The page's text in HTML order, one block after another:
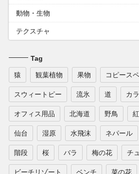
動物・生物
テクスチャ
Tag
猿 観葉植物 果物 コピース
スウィートピー 流氷 道 カ
オフィス用品 北海道 野鳥
仙台 湿原 水飛沫 ネパール
階段 桜 バラ 梅の花 チ
ビーチリゾート ベンチ 菜の花